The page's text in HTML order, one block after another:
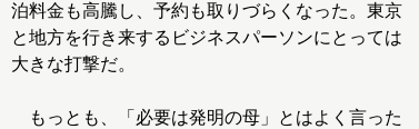
泊料金も高騰し、予約も取りづらくなった。東京
と地方を行き来するビジネスパーソンにとっては
大きな打撃だ。
もっとも、「必要は発明の母」とはよく言った